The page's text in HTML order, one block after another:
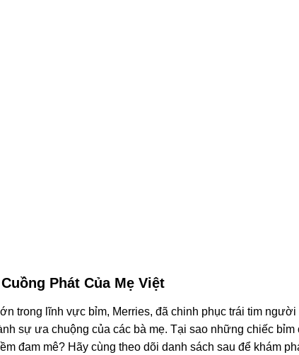
Phát Của Mẹ Việt
trong lĩnh vực bỉm, Merries, đã chinh phục trái tim
sự ưa chuộng của các bà mẹ. Tại sao những chiếc
đam mê? Hãy cùng theo dõi danh sách sau để khám